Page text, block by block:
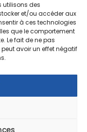
utilisons des
et/ou accéder aux
à ces technologies
que le comportement
Le fait de ne pas
avoir un effet négatif
ou